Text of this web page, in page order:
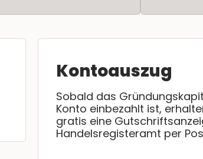
Kontoauszug
Sobald das
Konto einbezahlt ist,
gratis eine
Handelsregisteramt per